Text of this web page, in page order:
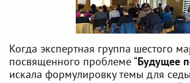
Когда экспертная группа шестого
посвященного проблеме “Будущее
искала формулировку темы для